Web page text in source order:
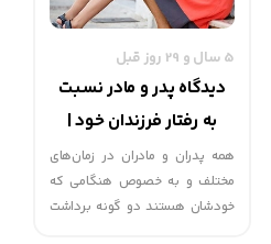
5 سال و 29 روز قبل
دیدگاه پدر و مادر نسبت
به رفتار فرزندان خود |
گهوارک
همه پدران و مادران در زمان‌های
مختلف و به خصوص هنگامی که
خودشان هستند دو گونه برداشت